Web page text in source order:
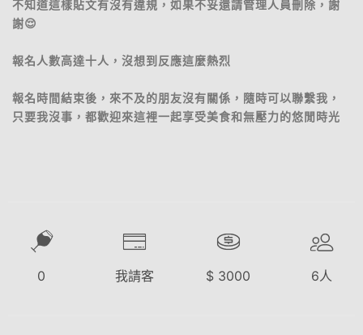
不知道這樣貼文有沒有違規，如果不妥還請管理人員刪除，謝
謝😌
報名人數高達十人，沒想到反應這麼熱烈
報名時間結束後，來不及的朋友沒有關係，隨時可以聯繫我，
只要我沒事，都歡迎來這裡一起享受美食和無壓力的悠閒時光
0 我請客 $ 3000 6人